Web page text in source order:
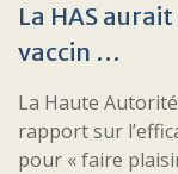
La HAS
vaccin …
La Haute
rapport sur
pour « faire